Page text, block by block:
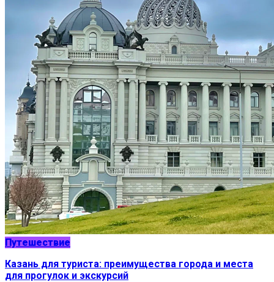
Путешествие
Казань для туриста: преимущества города и места
для прогулок и экскурсий